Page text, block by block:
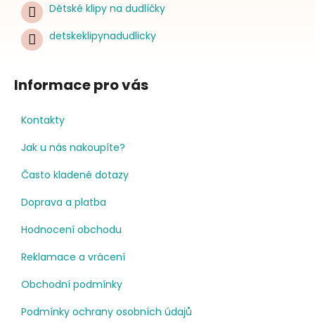
Dětské klipy na dudlíčky
detskeklipynadudlicky
Informace pro vás
Kontakty
Jak u nás nakoupíte?
Často kladené dotazy
Doprava a platba
Hodnocení obchodu
Reklamace a vrácení
Obchodní podmínky
Podmínky ochrany osobních údajů